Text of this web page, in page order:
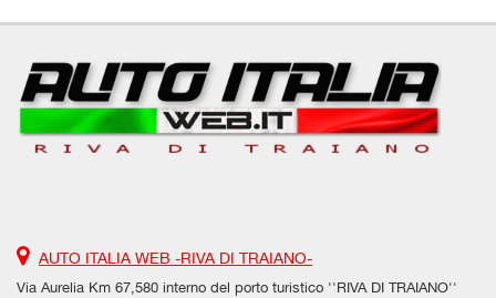
AUTO ITALIA WEB -RIVA DI TRAIANO-
Via Aurelia Km 67,580 interno del porto turistico ''RIVA DI TRAIANO''